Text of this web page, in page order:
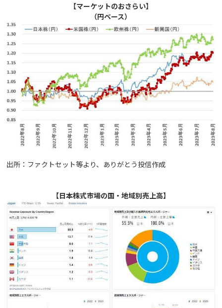
【マーケットのおさらい】
（円ベース）
出所：ファクトセット等より、ありがとう投信作成
【日本株式市場の国・地域別売上高】